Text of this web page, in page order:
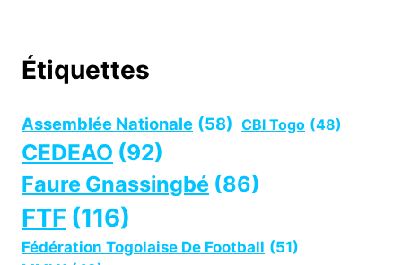
Étiquettes
Assemblée Nationale (58) CBI Togo (48)
CEDEAO (92)
Faure Gnassingbé (86)
FTF (116)
Fédération Togolaise De Football (51)